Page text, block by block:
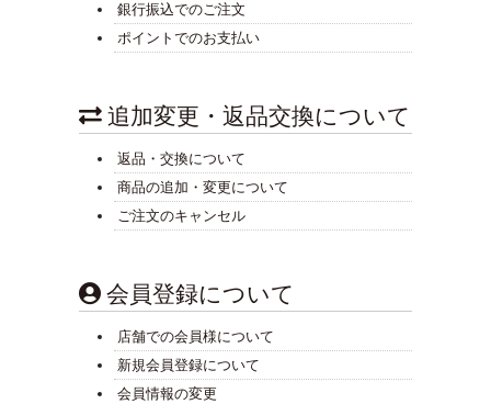
銀行振込でのご注文
ポイントでのお支払い
追加変更・返品交換について
返品・交換について
商品の追加・変更について
ご注文のキャンセル
会員登録について
店舗での会員様について
新規会員登録について
会員情報の変更